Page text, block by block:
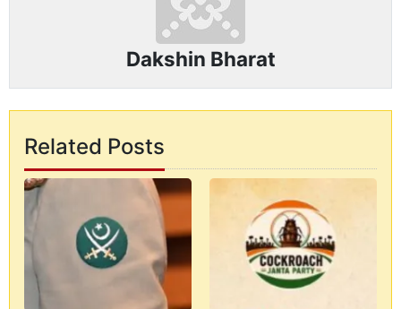
Dakshin Bharat
Related Posts